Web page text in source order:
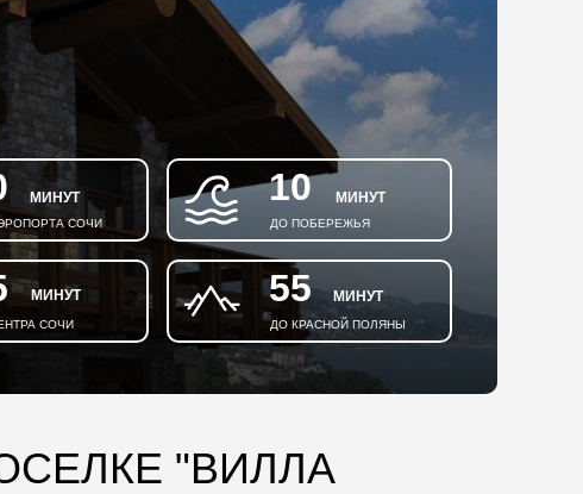
МИНУТ
СОЧИ
МИНУТ
СОЧИ
10 МИНУТ
ДО ПОБЕРЕЖЬЯ
55 МИНУТ
ДО КРАСНОЙ ПОЛЯНЫ
"ВИЛЛА